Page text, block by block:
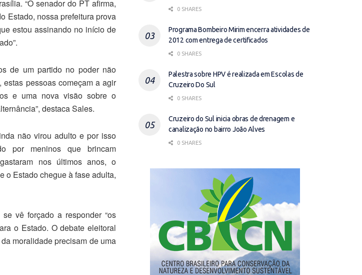
“O senador do PT afirma,
Estado, nossa prefeitura prova
estou assinando no início de
de um partido no poder não
pessoas começam a agir
e uma nova visão sobre o
destaca Sales.
não virou adulto e por isso
por meninos que brincam
nos últimos anos, o
o Estado chegue à fase adulta,
vê forçado a responder “os
o Estado. O debate eleitoral
moralidade precisam de uma
0 SHARES
Programa Bombeiro Mirim encerra atividades de
2012 com entrega de certificados
0 SHARES
Palestra sobre HPV é realizada em Escolas de
Cruzeiro Do Sul
0 SHARES
Cruzeiro do Sul inicia obras de drenagem e
canalização no bairro João Alves
0 SHARES